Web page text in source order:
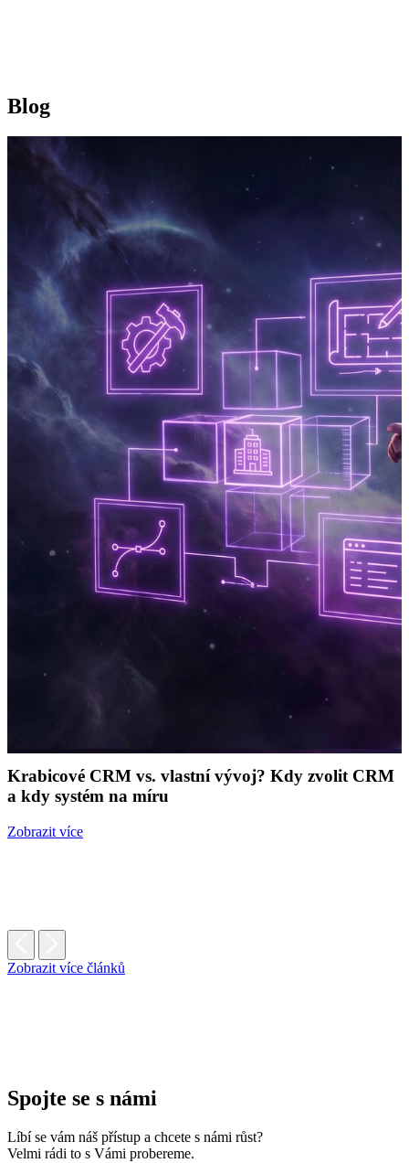
Blog
Krabicové CRM vs. vlastní vývoj? Kdy zvolit CRM
a kdy systém na míru
Zobrazit více
Zobrazit více článků
Spojte se s námi
Líbí se vám náš přístup a chcete s námi růst?
Velmi rádi to s Vámi probereme.